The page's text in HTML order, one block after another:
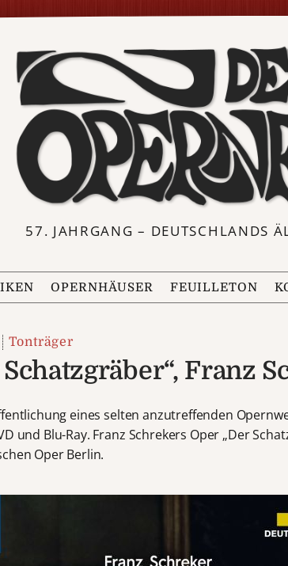
57. JAHRGANG – DEUTSCHLANDS
OPERNHÄUSER FEUILLETON
Tonträger
Franz
eines selten anzutreffenden
und Blu-Ray. Franz Schrekers Oper „Der
Oper Berlin.